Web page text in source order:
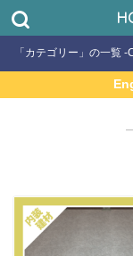
「カテゴリー」の一覧